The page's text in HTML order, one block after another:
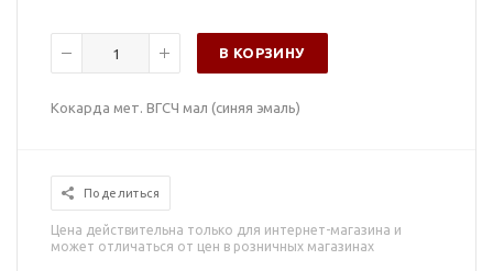
В КОРЗИНУ
Кокарда мет. ВГСЧ мал (синяя эмаль)
Поделиться
Цена действительна только для интернет-магазина и
может отличаться от цен в розничных магазинах